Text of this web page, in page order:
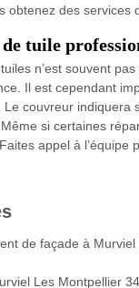
obtenez des services
de tuile
n’est souvent
Il est cependant
couvreur indiquera
si certaines
appel à
de façade à Murviel
Les Montpellier